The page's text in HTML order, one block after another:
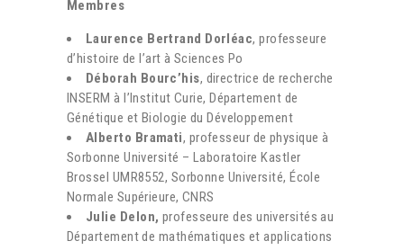
Membres
Laurence Bertrand Dorléac, professeure
d’histoire de l’art à Sciences Po
Déborah Bourc’his, directrice de recherche
INSERM à l’Institut Curie, Département de
Génétique et Biologie du Développement
Alberto Bramati, professeur de physique à
Sorbonne Université – Laboratoire Kastler
Brossel UMR8552, Sorbonne Université, École
Normale Supérieure, CNRS
Julie Delon, professeure des universités au
Département de mathématiques et applications